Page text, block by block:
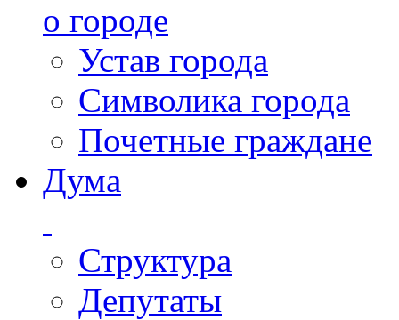
о городе
Устав города
Символика города
Почетные граждане
Дума
Структура
Депутаты